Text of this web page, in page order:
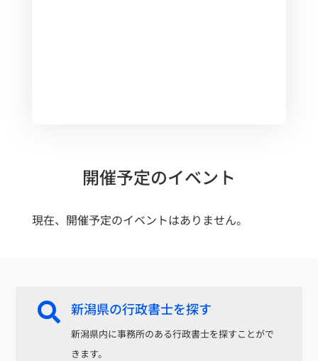
開催予定のイベント
現在、開催予定のイベントはありません。
 新潟県の行政書士を探す
新潟県内に事務所のある行政書士を探すことがで
きます。